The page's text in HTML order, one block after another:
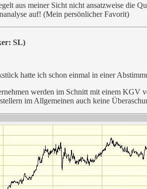
aus meiner Sicht nicht ansatzweise die
auf! (Mein persönlicher Favorit)
SL)
hatte ich schon einmal in einer
werden im Schnitt mit einem KGV
im Allgemeinen auch keine